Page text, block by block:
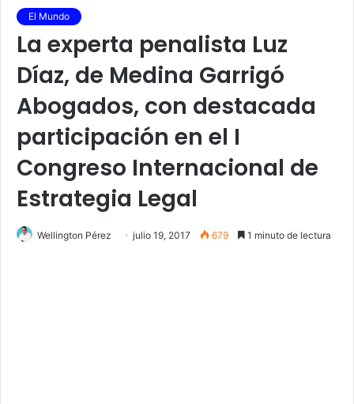
El Mundo
La experta penalista Luz
Díaz, de Medina Garrigó
Abogados, con destacada
participación en el I
Congreso Internacional de
Estrategia Legal
Wellington Pérez julio 19, 2017 679 1 minuto de lectura